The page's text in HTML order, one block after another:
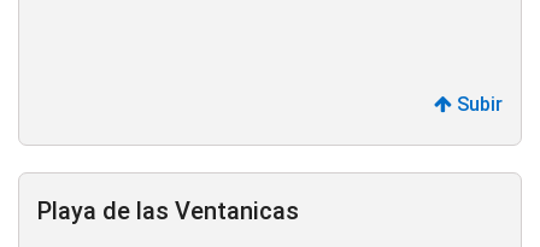
Subir
Playa de las Ventanicas